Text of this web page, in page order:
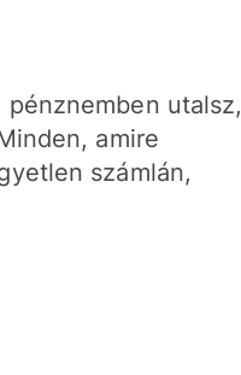
utalsz,
amire
számlán,